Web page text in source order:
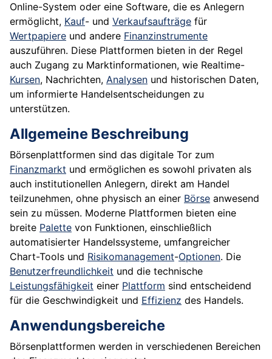
Online-System oder eine Software, die es Anlegern
ermöglicht, Kauf- und Verkaufsaufträge für
Wertpapiere und andere Finanzinstrumente
auszuführen. Diese Plattformen bieten in der Regel
auch Zugang zu Marktinformationen, wie Realtime-
Kursen, Nachrichten, Analysen und historischen Daten,
um informierte Handelsentscheidungen zu
unterstützen.
Allgemeine Beschreibung
Börsenplattformen sind das digitale Tor zum
Finanzmarkt und ermöglichen es sowohl privaten als
auch institutionellen Anlegern, direkt am Handel
teilzunehmen, ohne physisch an einer Börse anwesend
sein zu müssen. Moderne Plattformen bieten eine
breite Palette von Funktionen, einschließlich
automatisierter Handelssysteme, umfangreicher
Chart-Tools und Risikomanagement-Optionen. Die
Benutzerfreundlichkeit und die technische
Leistungsfähigkeit einer Plattform sind entscheidend
für die Geschwindigkeit und Effizienz des Handels.
Anwendungsbereiche
Börsenplattformen werden in verschiedenen Bereichen